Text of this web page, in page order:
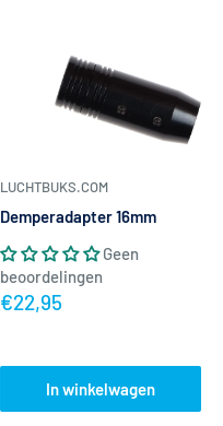
LUCHTBUKS.COM
Demperadapter 16mm
Geen
beoordelingen
Actieprijs
€22,95
In winkelwagen